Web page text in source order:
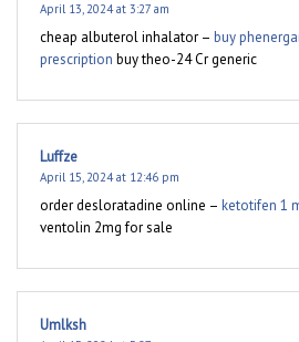
April 13, 2024 at 3:27 am
cheap albuterol inhalator – buy
prescription buy theo-24 Cr generic
Luffze
April 15, 2024 at 12:46 pm
order desloratadine online – ketotifen 1
ventolin 2mg for sale
Umlksh